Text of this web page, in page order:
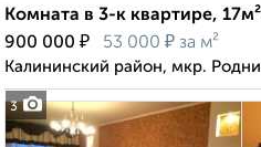
3
Комната в 3-к квартире,
900 000 ₽ 53 000 ₽ за м²
Калининский район, мкр.